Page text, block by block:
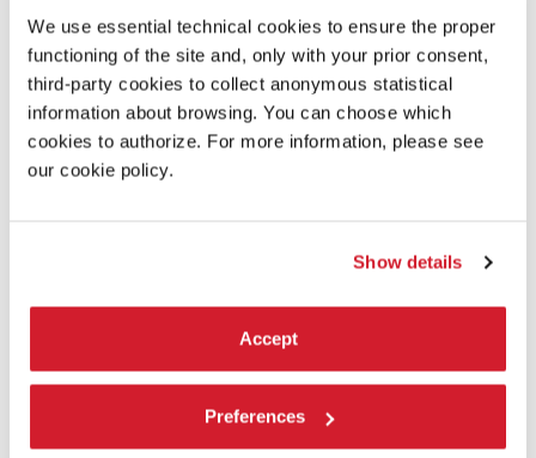
We use essential technical cookies to ensure the proper
functioning of the site and, only with your prior consent,
third-party cookies to collect anonymous statistical
information about browsing. You can choose which
cookies to authorize. For more information, please see
our cookie policy.
Show details
Accept
Preferences
COMMENTO DEL REGISTA
Goliathparla di una storia locale, di un piccolo villaggio.
Sebbene questo sia un microcosmo, le sue regole valgono in
tutto il mondo. Mi ha sempre stimolato l’idea di raccontare
una favola sul potere. Mescolare folklore e giornalismo,
mentre allo stesso tempo mi interesso dei processi della
Credo che i Davide si troveranno di fronte a una società libera
opprimente per i piccoli, del loro inspiegabile amore per i
loro dittatori. In generale, il film parla principalmente di
vendetta, è un western in cui i personaggi decidono se